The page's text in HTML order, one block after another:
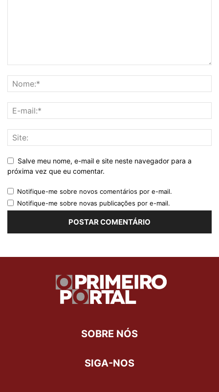
Salve meu nome, e-mail e site neste navegador para a
próxima vez que eu comentar.
Notifique-me sobre novos comentários por e-mail.
Notifique-me sobre novas publicações por e-mail.
SOBRE NÓS
SIGA-NOS